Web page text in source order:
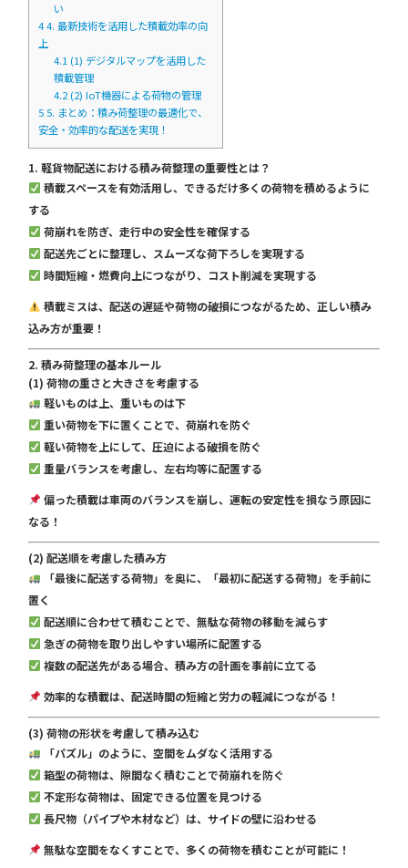
い
44. 最新技術を活用した積載効率の向
上
4.1(1) デジタルマップを活用した
積載管理
4.2(2) IoT機器による荷物の管理
55. まとめ：積み荷整理の最適化で、
安全・効率的な配送を実現！
1. 軽貨物配送における積み荷整理の重要性とは？
積載スペースを有効活用し、できるだけ多くの荷物を積めるように
する
荷崩れを防ぎ、走行中の安全性を確保する
配送先ごとに整理し、スムーズな荷下ろしを実現する
時間短縮・燃費向上につながり、コスト削減を実現する
積載ミスは、配送の遅延や荷物の破損につながるため、正しい積み
込み方が重要！
2. 積み荷整理の基本ルール
(1) 荷物の重さと大きさを考慮する
軽いものは上、重いものは下
重い荷物を下に置くことで、荷崩れを防ぐ
軽い荷物を上にして、圧迫による破損を防ぐ
重量バランスを考慮し、左右均等に配置する
偏った積載は車両のバランスを崩し、運転の安定性を損なう原因に
なる！
(2) 配送順を考慮した積み方
「最後に配送する荷物」を奥に、「最初に配送する荷物」を手前に
置く
配送順に合わせて積むことで、無駄な荷物の移動を減らす
急ぎの荷物を取り出しやすい場所に配置する
複数の配送先がある場合、積み方の計画を事前に立てる
効率的な積載は、配送時間の短縮と労力の軽減につながる！
(3) 荷物の形状を考慮して積み込む
「パズル」のように、空間をムダなく活用する
箱型の荷物は、隙間なく積むことで荷崩れを防ぐ
不定形な荷物は、固定できる位置を見つける
長尺物（パイプや木材など）は、サイドの壁に沿わせる
無駄な空間をなくすことで、多くの荷物を積むことが可能に！